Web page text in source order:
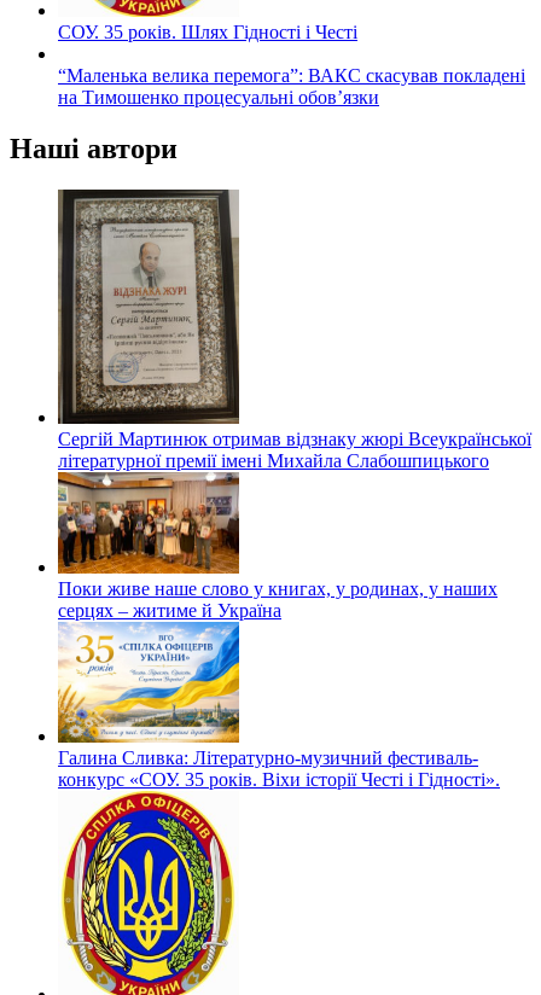
СОУ. 35 років. Шлях Гідності і Честі
“Маленька велика перемога”: ВАКС скасував покладені
на Тимошенко процесуальні обов’язки
Наші автори
Сергій Мартинюк отримав відзнаку жюрі Всеукраїнської
літературної премії імені Михайла Слабошпицького
Поки живе наше слово у книгах, у родинах, у наших
серцях – житиме й Україна
Галина Сливка: Літературно-музичний фестиваль-
конкурс «СОУ. 35 років. Віхи історії Честі і Гідності».